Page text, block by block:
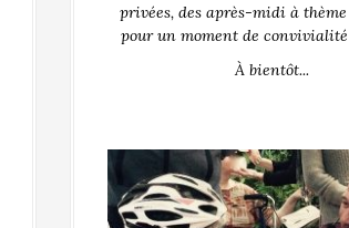
privées, des après-midi à
pour un moment de
À bientôt...